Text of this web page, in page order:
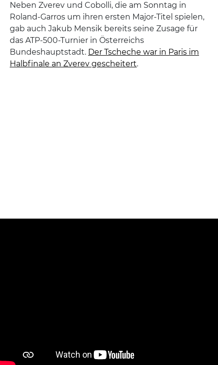
Neben Zverev und Cobolli, die am Sonntag in
Roland-Garros um ihren ersten Major-Titel spielen,
gab auch Jakub Mensik bereits seine Zusage für
das ATP-500-Turnier in Österreichs
Bundeshauptstadt. Der Tscheche war in Paris im
Halbfinale an Zverev gescheitert.